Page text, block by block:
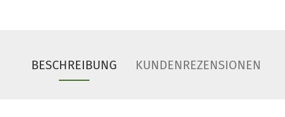
BESCHREIBUNG KUNDENREZENSIONEN